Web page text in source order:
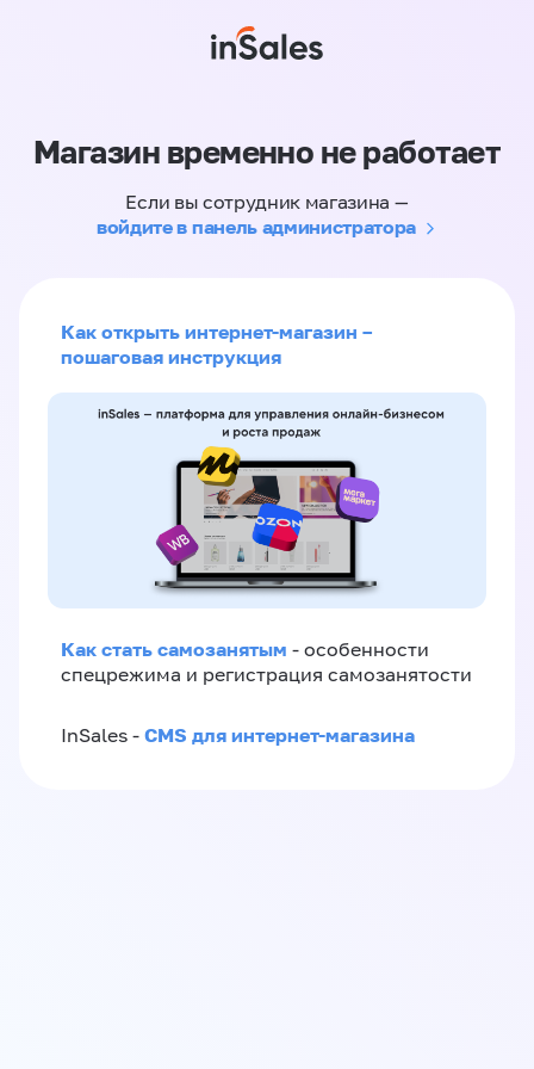
Магазин временно не работает
Если вы сотрудник магазина —
войдите в панель администратора
Как открыть интернет-магазин –
пошаговая инструкция
Как стать самозанятым - особенности
спецрежима и регистрация самозанятости
InSales - CMS для интернет-магазина